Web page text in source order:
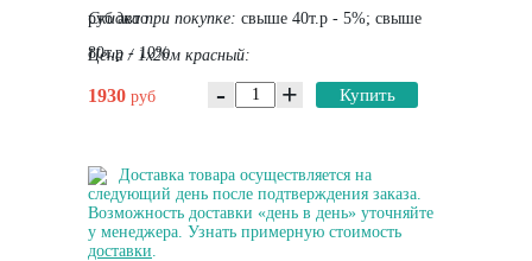
руб авто
Скидка при покупке: свыше 40т.р - 5%; свыше
80т.р - 10%
Цена / 1х20м красный:
1930 руб - + Купить
Доставка товара осуществляется на
следующий день после подтверждения заказа.
Возможность доставки «день в день» уточняйте
у менеджера. Узнать примерную стоимость
доставки.